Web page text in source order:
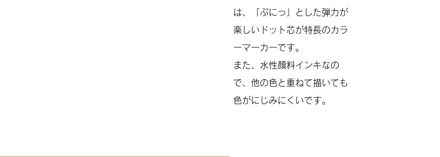
は、「ぷにっ」とした弾力が
楽しいドット芯が特長のカラ
ーマーカーです。
また、水性顔料インキなの
で、他の色と重ねて描いても
色がにじみにくいです。